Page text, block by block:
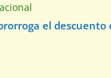
el